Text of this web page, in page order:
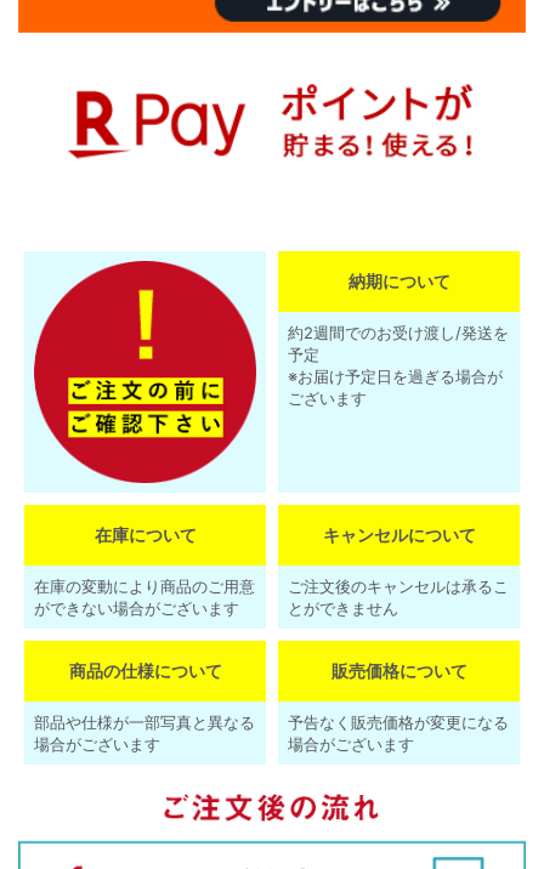
納期について
約2週間でのお受け渡し/発送を
予定
※お届け予定日を過ぎる場合が
ございます
在庫について
在庫の変動により商品のご用意
ができない場合がございます
キャンセルについて
ご注文後のキャンセルは承るこ
とができません
商品の仕様について
部品や仕様が一部写真と異なる
場合がございます
販売価格について
予告なく販売価格が変更になる
場合がございます